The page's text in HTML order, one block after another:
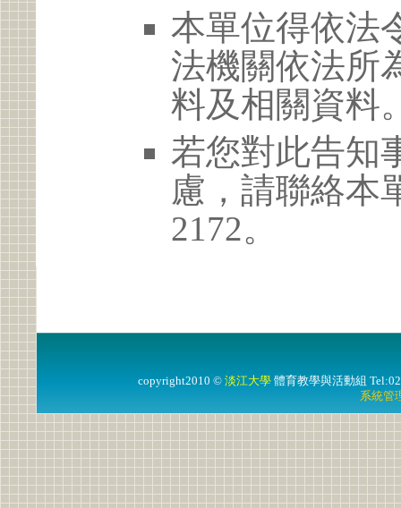
本單位得依法
法機關依法所
料及相關資料
若您對此告知
慮，請聯絡本
2172。
copyright2010 © 淡江大學 體育教學與活動組
系統管